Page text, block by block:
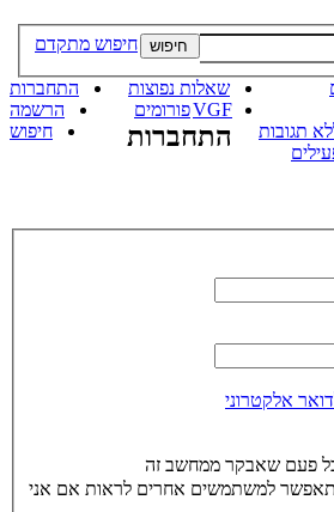
חיפוש חיפוש מתקדם
תגובות
שאלות נפוצות
התחברות
הרשמה
VGFפורומים
חיפוש
התחברות
אלקטרוני
פעם שאבקר ממחשב זה
תאפשר למשתמשים אחרים לראות אם אני